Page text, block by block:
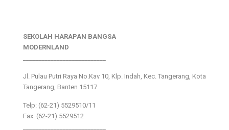
SEKOLAH HARAPAN BANGSA
MODERNLAND
Jl. Pulau Putri Raya No.Kav 10, Klp. Indah, Kec. Tangerang, Kota
Tangerang, Banten 15117
Telp: (62-21) 5529510/11
Fax: (62-21) 5529512